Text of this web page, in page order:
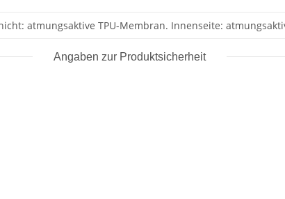
atmungsaktive TPU-Membran. Innenseite:
Angaben zur Produktsicherheit